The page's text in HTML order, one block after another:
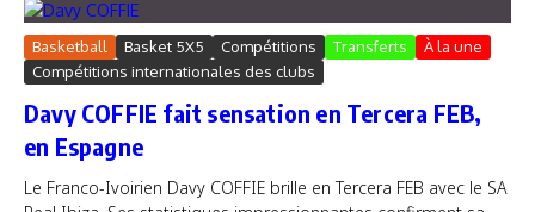
Basketball Basket 5X5 Compétitions Transferts
À la une
Compétitions internationales des clubs
Davy COFFIE fait sensation en Tercera FEB,
en Espagne
Le Franco-Ivoirien Davy COFFIE brille en Tercera FEB avec le SA